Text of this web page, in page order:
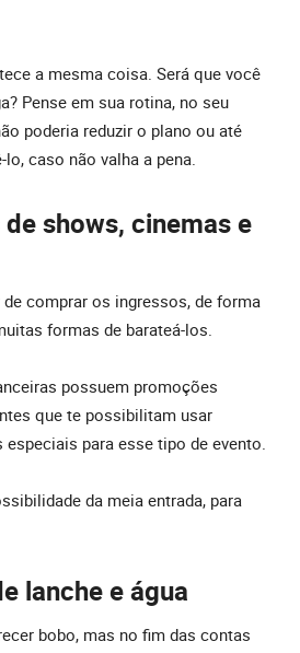
a mesma coisa. Será que você
Pense em sua rotina, no seu
poderia reduzir o plano ou até
caso não valha a pena.
shows, cinemas e
comprar os ingressos, de forma
formas de barateá-los.
possuem promoções
que te possibilitam usar
para esse tipo de evento.
da meia entrada, para
lanche e água
bobo, mas no fim das contas